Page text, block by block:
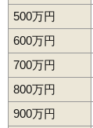
500万円
600万円
700万円
800万円
900万円